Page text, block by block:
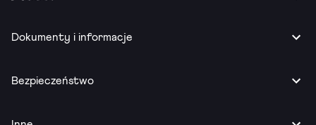
Dokumenty i informacje
Bezpieczeństwo